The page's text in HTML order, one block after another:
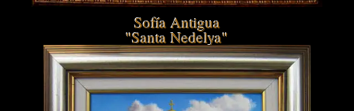
Sofía Antigua
"Santa Nedelya"